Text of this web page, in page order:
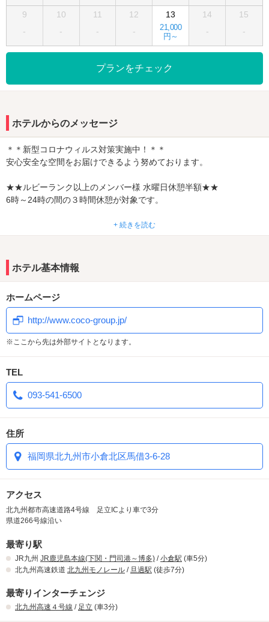
ンバーシステム等、充実したサービスも魅力です。
お洒落でセクシーなランジェリーも好評販売中♪♪
9
-
10
-
11
-
12
-
13
21,000
円～
14
-
15
-
プランをチェック
ホテルからのメッセージ
＊＊新型コロナウィルス対策実施中！＊＊
安心安全な空間をお届けできるよう努めております。
★★ルビーランク以上のメンバー様 水曜日休憩半額★★
6時～24時の間の３時間休憩が対象です。
★☆メンバーズ会員になり、ポイントを貯めて、商品券をGETしよ
う(^.^)☆★
◆刺激を求めたいお二人なら・・・是非・・301号狙いでしょっ
当店大人気のお部屋ですよ!!
☆ 好評の無料レンタルコーナー豊富な品揃えです。
☆全館無料Wi-Fi完備。
★☆ここを見た方だけにちょっとお得な情報です！
Ｂタイプのお部屋の中でもR201は他の部屋に比べ
ちょっと広めのお部屋です。
是非お試し下さいね( ^ω^ )
+ 続きを読む
ホテル基本情報
ホームページ
http://www.coco-group.jp/
※ここから先は外部サイトとなります。
TEL
093-541-6500
住所
福岡県北九州市小倉北区馬借3-6-28
アクセス
北九州都市高速道路4号線 足立ICより車で3分
県道266号線沿い
最寄り駅
JR九州 JR鹿児島本線(下関・門司港～博多) /小倉駅 (車5分)
北九州高速鉄道 北九州モノレール /旦過駅 (徒歩7分)
最寄りインターチェンジ
北九州高速４号線 / 足立 (車3分)